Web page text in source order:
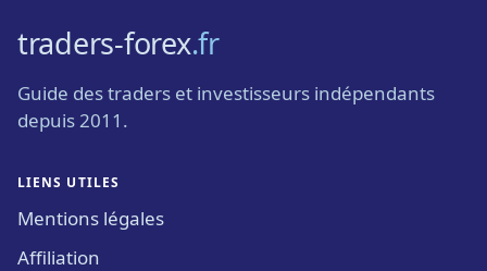
traders-forex.fr
Guide des traders et investisseurs indépendants
depuis 2011.
LIENS UTILES
Mentions légales
Affiliation